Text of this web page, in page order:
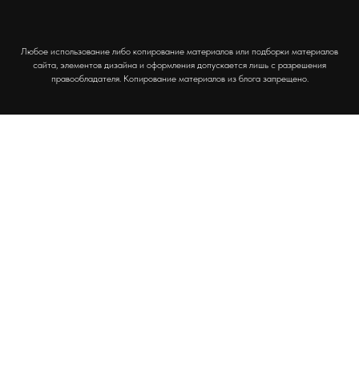
Любое использование либо копирование материалов или подборки материалов
сайта, элементов дизайна и оформления допускается лишь с разрешения
правообладателя. Копирование материалов из блога запрещено.